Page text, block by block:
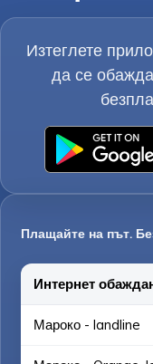
Изтеглете
да се
Плащайте на път.
Интернет
Мароко - landline